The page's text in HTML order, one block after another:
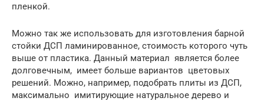
пленкой.
Можно так же использовать для изготовления барной
стойки ДСП ламинированное, стоимость которого чуть
выше от пластика. Данный материал является более
долговечным, имеет больше вариантов цветовых
решений. Можно, например, подобрать плиты из ДСП,
максимально имитирующие натуральное дерево и